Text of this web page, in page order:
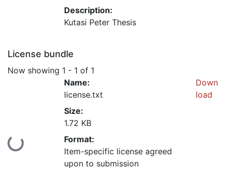
Description:
Kutasi Peter Thesis
License bundle
Now showing 1 - 1 of 1
Loading...
Name:
license.txt
Size:
1.72 KB
Format:
Item-specific license agreed
upon to submission
Down
load